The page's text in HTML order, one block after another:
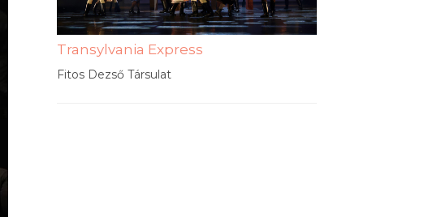
Transylvania Express
Fitos Dezső Társulat